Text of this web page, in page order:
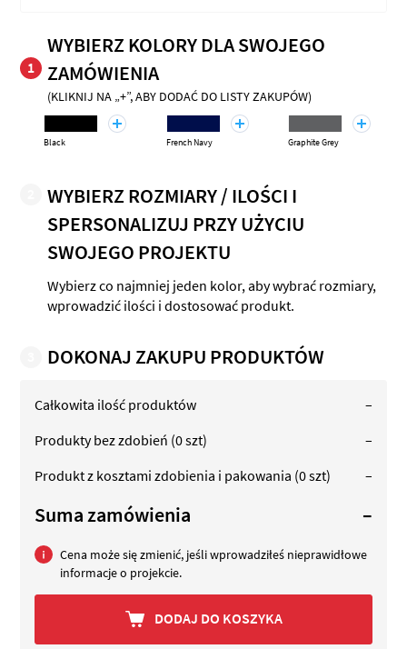
1
WYBIERZ KOLORY DLA SWOJEGO
ZAMÓWIENIA
(KLIKNIJ NA „+”, ABY DODAĆ DO LISTY ZAKUPÓW)
Black French Navy Graphite Grey
WYBIERZ ROZMIARY / ILOŚCI I
SPERSONALIZUJ PRZY UŻYCIU
SWOJEGO PROJEKTU
Wybierz co najmniej jeden kolor, aby wybrać rozmiary,
wprowadzić ilości i dostosować produkt.
DOKONAJ ZAKUPU PRODUKTÓW
Całkowita ilość produktów
–
Produkty bez zdobień (0 szt)
–
Produkt z kosztami zdobienia i pakowania (0 szt) –
Suma zamówienia –
Cena może się zmienić, jeśli wprowadziłeś nieprawidłowe
informacje o projekcie.
DODAJ DO KOSZYKA